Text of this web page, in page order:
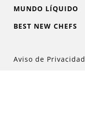
MUNDO LÍQUIDO
BEST NEW CHEFS
Aviso de Privacidad